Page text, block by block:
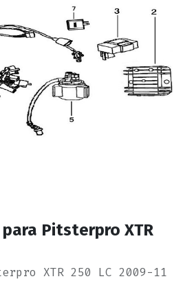
Pitsterpro XTR
XTR 250 LC 2009-11